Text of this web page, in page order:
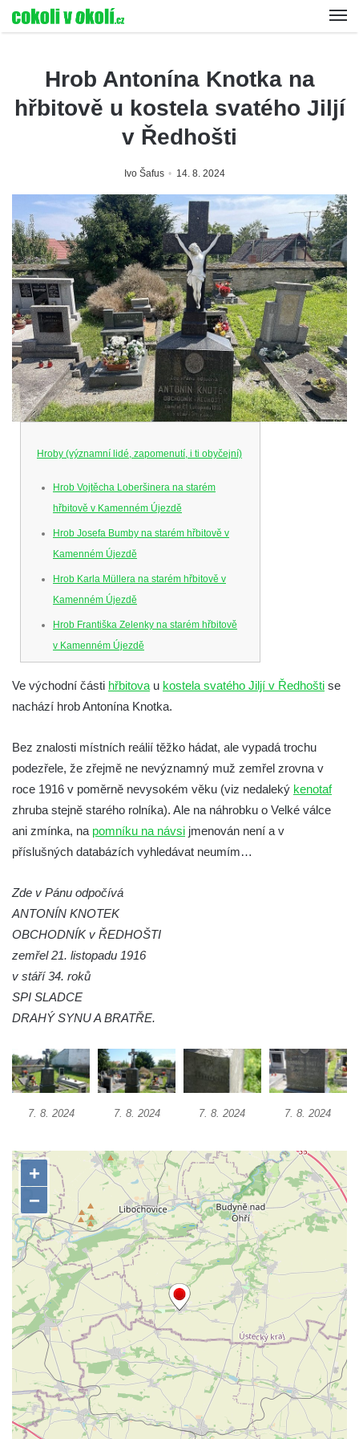
Hrob Antonína Knotka na
hřbitově u kostela svatého Jiljí
v Ředhošti
Ivo Šafus 14. 8. 2024
Hroby (významní lidé, zapomenutí, i ti obyčejní)
Hrob Vojtěcha Loberšinera na starém
hřbitově v Kamenném Újezdě
Hrob Josefa Bumby na starém hřbitově v
Kamenném Újezdě
Hrob Karla Müllera na starém hřbitově v
Kamenném Újezdě
Hrob Františka Zelenky na starém hřbitově
v Kamenném Újezdě
Kamenném Újezdě
Hrob Josefa Valeše na hřbitově ve Velešíně
Hrob Ladislava Vichra na hřbitově ve
Velešíně
Hrob Františka Bürgera na hřbitově ve
Velešíně
Velešíně
Hrob Bartoloměje Vavreyna na hřbitově ve
Velešíně
Hrob Josefa Novotného na hřbitově ve
Velešíně
Velešíně
Hrob rodiny Bürgerovy na hřbitově ve
Velešíně
Velešíně
Hrob rodiny Kohoutovy na hřbitově ve
Velešíně
Hrob Šimona Haláčka na hřbitově v Římově
Hrob Jana a Marie Tybytanclových na
hřbitově v Římově
Hrob rodiny Lorenz na hřbitově v Římově
Hrob rodiny Wähner na hřbitově v Dolním
Podluží
Hrob rodiny Stolle na hřbitově v Dolním
Podluží
Hrob Josefa Adlera na hřbitově v Dolním
Podluží
Ve východní části hřbitova u kostela svatého Jiljí v Ředhošti se
nachází hrob Antonína Knotka.
Bez znalosti místních reálií těžko hádat, ale vypadá trochu
podezřele, že zřejmě ne nevýznamný muž zemřel zrovna v
roce 1916 v poměrně nevysokém věku (viz nedaleký kenotaf
zhruba stejně starého rolníka). Ale na náhrobku o Velké válce
ani zmínka, na pomníku na návsi jmenován není a v
příslušných databázích vyhledávat neumím…
Zde v Pánu odpočívá
ANTONÍN KNOTEK
OBCHODNÍK v ŘEDHOŠTI
zemřel 21. listopadu 1916
v stáří 34. roků
SPI SLADCE
DRAHÝ SYNU A BRATŘE.
7. 8. 2024 7. 8. 2024 7. 8. 2024 7. 8. 2024